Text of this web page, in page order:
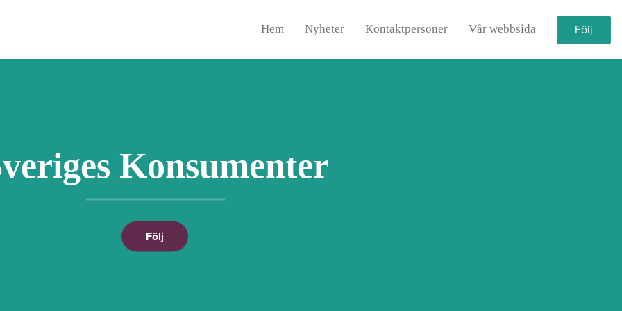
Hem Nyheter Kontaktpersoner Vår webbsida Följ
Konsumenter
Följ